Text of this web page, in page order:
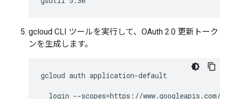
gcloud CLI ツールを実行して、OAuth 2.0 更新トーク
ンを生成します。
gcloud auth application-default
login --scopes=https://